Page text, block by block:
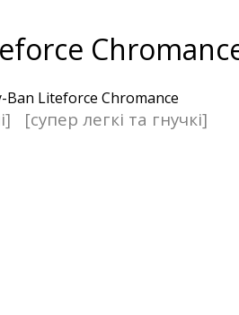
[супер легкі та гнучкі]